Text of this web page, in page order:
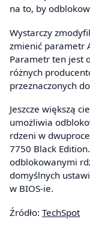
na to, by
Wystarczy
zmienić parametr
Parametr ten jest
różnych
przeznaczonych
Jeszcze większą
umożliwia
rdzeni w
7750 Black
odblokowanymi
domyślnych
w BIOS-ie.
Źródło: TechSpot